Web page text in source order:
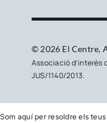
© 2026 El Centre,
Associació d’interès
JUS/1140/2013.
Som aquí per resoldre els